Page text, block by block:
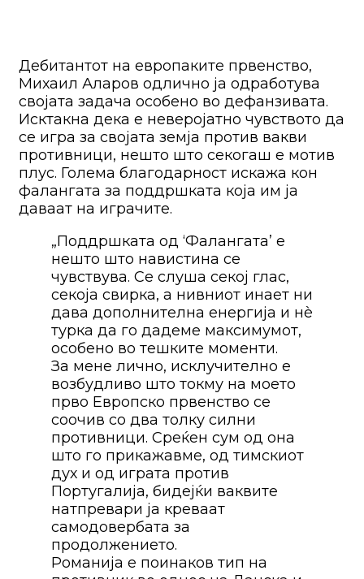
Дебитантот на европаките првенство,
Михаил Аларов одлично ја одработува
својата задача особено во дефанзивата.
Исктакна дека е неверојатно чувството да
се игра за својата земја против вакви
противници, нешто што секогаш е мотив
плус. Голема благодарност искажа кон
фалангата за поддршката која им ја
даваат на играчите.
„Поддршката од ‘Фалангата’ е
нешто што навистина се
чувствува. Се слуша секој глас,
секоја свирка, а нивниот инает ни
дава дополнителна енергија и нè
турка да го дадеме максимумот,
особено во тешките моменти.
За мене лично, исклучително е
возбудливо што токму на моето
прво Европско првенство се
соочив со два толку силни
противници. Среќен сум од она
што го прикажавме, од тимскиот
дух и од играта против
Португалија, бидејќи ваквите
натпревари ја креваат
самодовербата за
продолжението.
Романија е поинаков тип на